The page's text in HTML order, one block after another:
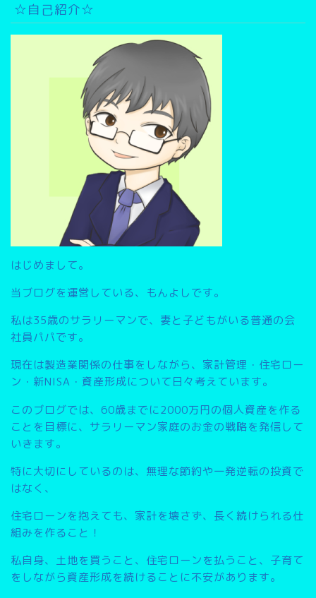
イ
ブ
検
☆自己紹介☆
はじめまして。
当ブログを運営している、もんよしです。
私は35歳のサラリーマンで、妻と子どもがいる普通の会
社員パパです。
現在は製造業関係の仕事をしながら、家計管理・住宅ロー
ン・新NISA・資産形成について日々考えています。
このブログでは、 60歳までに2000万円の個人資産を作る
こと を目標に、サラリーマン家庭のお金の戦略を発信して
いきます。
特に大切にしているのは、無理な節約や一発逆転の投資で
はなく、
住宅ローンを抱えても、家計を壊さず、長く続けられる仕
組みを作ること ！
私自身、土地を買うこと、住宅ローンを払うこと、子育て
をしながら資産形成を続けることに不安があります。